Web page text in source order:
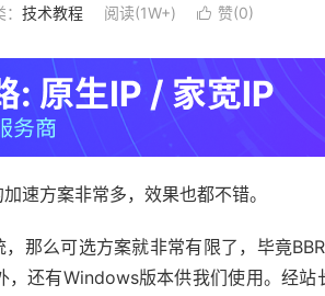
技术教程 阅读(1W+)  赞(0)
速方案非常多，效果也都不错。
那么可选方案就非常有限了，毕竟
还有Windows版本供我们使用。经站